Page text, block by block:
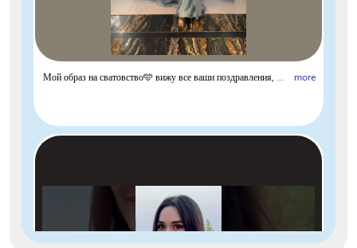
Мой образ на сватовство🩵 вижу все ваши поздравления, ... more